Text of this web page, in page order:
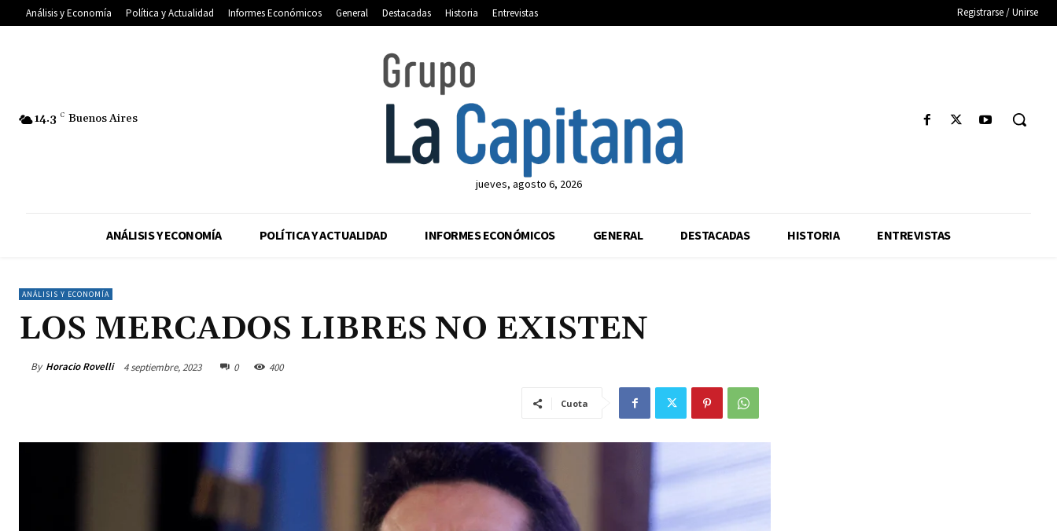
Análisis y Economía Política y Actualidad Informes Económicos General Destacadas Historia Entrevistas Registrarse / Unirse
14.3 C Buenos Aires
jueves, agosto 6, 2026
ANÁLISIS Y ECONOMÍA POLÍTICA Y ACTUALIDAD INFORMES ECONÓMICOS GENERAL DESTACADAS HISTORIA ENTREVISTAS
ANÁLISIS Y ECONOMÍA
LOS MERCADOS LIBRES NO EXISTEN
By Horacio Rovelli 4 septiembre, 2023 0 400
Cuota